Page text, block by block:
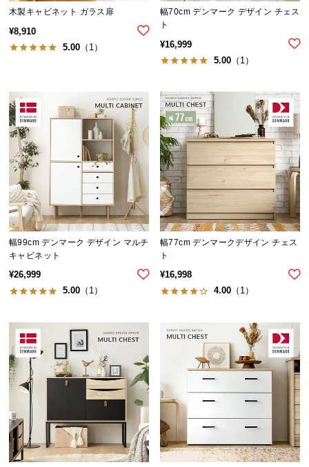
つ
い
て
梱
設
置
サ
ー
ス
に
つ
い
て
搬
路
に
つ
い
て
返
品・
キ
木製キャビネット ガラス扉
¥8,910
5.00 （1）
幅70cm デンマーク デザイン チェス
ト
¥16,999
5.00 （1）
幅99cm デンマーク デザイン マルチ
キャビネット
¥26,999
5.00 （1）
幅77cm デンマークデザイン チェス
ト
¥16,998
4.00 （1）